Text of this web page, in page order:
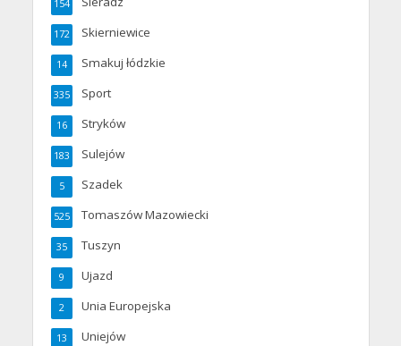
154
Skierniewice
172
Smakuj łódzkie
14
Sport
335
Stryków
16
Sulejów
183
Szadek
5
Tomaszów Mazowiecki
525
Tuszyn
35
Ujazd
9
Unia Europejska
2
Uniejów
13